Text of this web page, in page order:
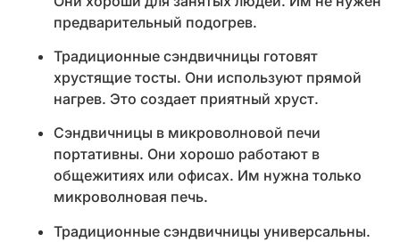
предварительный подогрев.
Традиционные сэндвичницы готовят
хрустящие тосты. Они используют прямой
нагрев. Это создает приятный хруст.
Сэндвичницы в микроволновой печи
портативны. Они хорошо работают в
общежитиях или офисах. Им нужна только
микроволновая печь.
Традиционные сэндвичницы универсальны.